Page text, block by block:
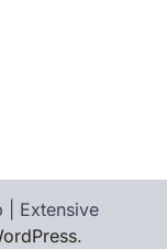
Extensive
.